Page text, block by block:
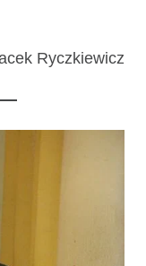
Ryczkiewicz